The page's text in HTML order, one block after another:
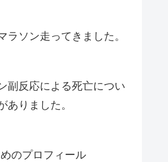
ラソン走ってきました。
副反応による死亡につい
ありました。
のプロフィール